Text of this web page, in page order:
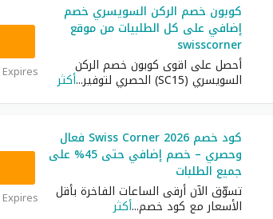
كوبون خصم الركن السويسري خصم
إضافي على كل الطلبيات من موقع
swisscorner
أحصل على اقوى كوبون خصم الركن
السويسري (SC15) الحصري لتوفير ...أكثر
كود خصم Swiss Corner 2026 فعال
وحصري – خصم إضافي حتى 45% على
جميع الطلبات
تسوّق الآن أرقى الساعات الفاخرة بأقل
الأسعار مع كود خصم...أكثر